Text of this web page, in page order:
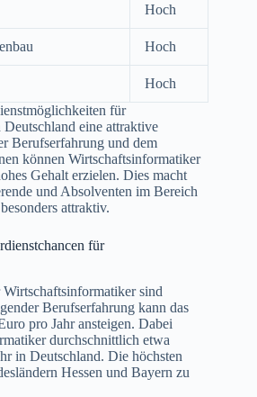
Hoch
Hoch
Hoch
für
eine attraktive
Berufserfahrung und dem
können Wirtschaftsinformatiker
Gehalt erzielen. Dies macht
und Absolventen im Bereich
attraktiv.
für
sind
Berufserfahrung kann das
pro Jahr ansteigen. Dabei
durchschnittlich etwa
in Deutschland. Die höchsten
Hessen und Bayern zu